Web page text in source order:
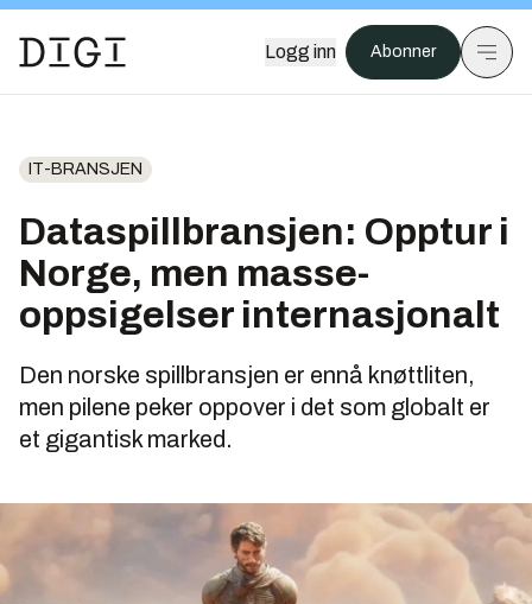
Logg inn Abonner
IT-BRANSJEN
Dataspill­bransjen: Opptur i
Norge, men masse­
oppsigelser internasjonalt
Den norske spillbransjen er ennå knøttliten,
men pilene peker oppover i det som globalt er
et gigantisk marked.